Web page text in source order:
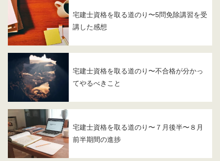
宅建士資格を取る道のり〜5問免除講習を受
講した感想
宅建士資格を取る道のり〜不合格が分かっ
てやるべきこと
宅建士資格を取る道のり〜７月後半〜８月
前半期間の進捗